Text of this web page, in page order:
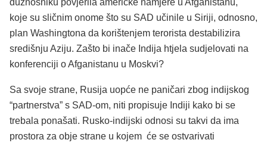
koje su sličnim onome što su SAD učinile u Siriji, odnosno,
plan Washingtona da korištenjem terorista destabilizira
središnju Aziju. Zašto bi inače Indija htjela sudjelovati na
konferenciji o Afganistanu u Moskvi?
Sa svoje strane, Rusija uopće ne paničari zbog indijskog
“partnerstva” s SAD-om, niti propisuje Indiji kako bi se
trebala ponašati. Rusko-indijski odnosi su takvi da ima
prostora za obje strane u kojem će se ostvarivati